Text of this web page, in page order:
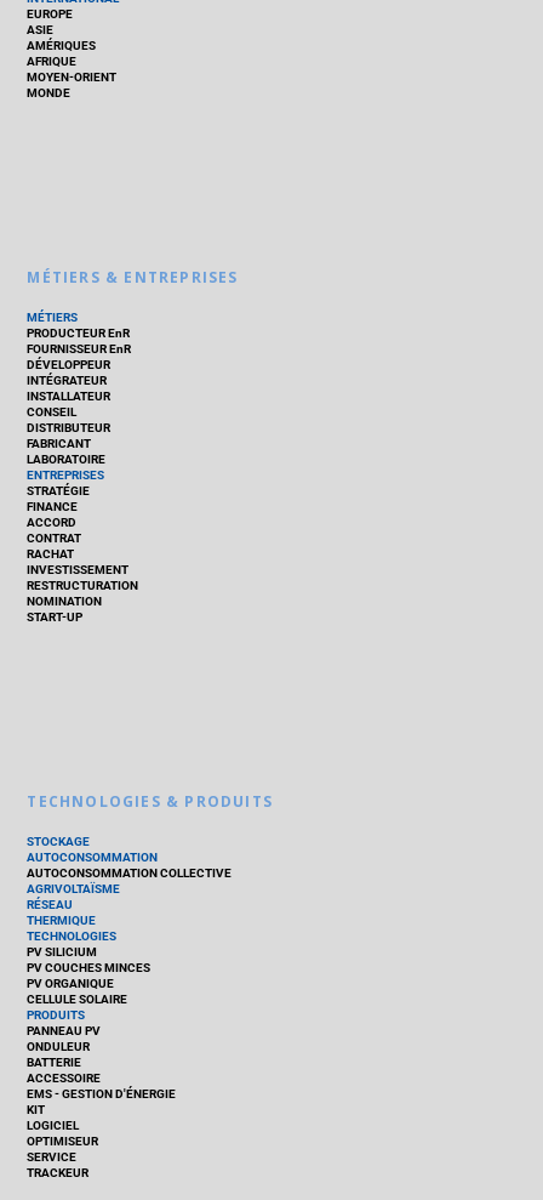
EUROPE
ASIE
AMÉRIQUES
AFRIQUE
MOYEN-ORIENT
MONDE
MÉTIERS & ENTREPRISES
MÉTIERS
PRODUCTEUR EnR
FOURNISSEUR EnR
DÉVELOPPEUR
INTÉGRATEUR
INSTALLATEUR
CONSEIL
DISTRIBUTEUR
FABRICANT
LABORATOIRE
ENTREPRISES
STRATÉGIE
FINANCE
ACCORD
CONTRAT
RACHAT
INVESTISSEMENT
RESTRUCTURATION
NOMINATION
START-UP
TECHNOLOGIES & PRODUITS
STOCKAGE
AUTOCONSOMMATION
AUTOCONSOMMATION COLLECTIVE
AGRIVOLTAÏSME
RÉSEAU
THERMIQUE
TECHNOLOGIES
PV SILICIUM
PV COUCHES MINCES
PV ORGANIQUE
CELLULE SOLAIRE
PRODUITS
PANNEAU PV
ONDULEUR
BATTERIE
ACCESSOIRE
EMS - GESTION D'ÉNERGIE
KIT
LOGICIEL
OPTIMISEUR
SERVICE
TRACKEUR